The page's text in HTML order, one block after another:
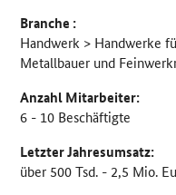
Branche :
Handwerk > Handwerke
Metallbauer und
Anzahl Mitarbeiter:
6 - 10 Beschäftigte
Letzter Jahresumsatz:
über 500 Tsd. - 2,5 Mio.